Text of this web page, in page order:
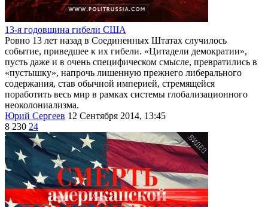
13-я годовщина гибели США
Ровно 13 лет назад в Соединенных Штатах случилось
событие, приведшее к их гибели. «Цитадели демократии»,
пусть даже и в очень специфическом смысле, превратились в
«пустышку», напрочь лишенную прежнего либерального
содержания, став обычной империей, стремящейся
поработить весь мир в рамках системы глобализационного
неоколониализма.
Юрий Сергеев 12 Сентября 2014, 13:45
8 230 24